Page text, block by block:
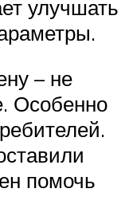
улучшать
– не
Особенно
помочь